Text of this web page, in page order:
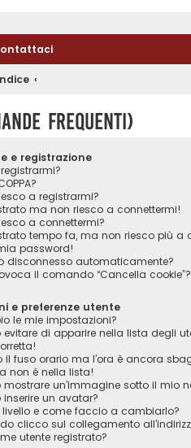
Frequenti)
e registrazione
a registrarmi?
ma non riesco a connettermi!
a connettermi?
tempo fa, ma non riesco più a
password!
disconnesso automaticamente?
il comando “Cancella cookie”?
e preferenze utente
le mie impostazioni?
di apparire nella lista degli
il fuso orario ma l’ora è ancora
non è nella lista!
un’immagine sotto il mio
un avatar?
livello e come faccio a cambiarlo?
clicco sul collegamento
utente registrato?